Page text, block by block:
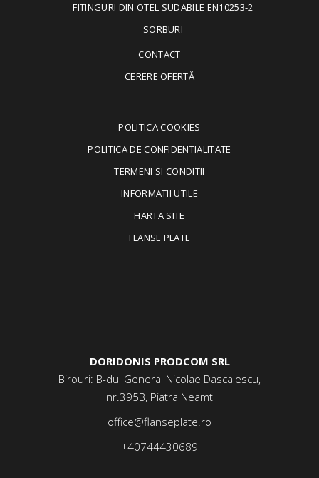
FITINGURI DIN OTEL SUDABILE EN10253-2
SORBURI
CONTACT
CERERE OFERTĂ
POLITICA COOKIES
POLITICA DE CONFIDENTIALITATE
TERMENI SI CONDITII
INFORMATII UTILE
HARTA SITE
FLANSE PLATE
DORIDONIS PRODCOM SRL
Birouri: B-dul General Nicolae Dascalescu,
nr.395B, Piatra Neamt
office@flanseplate.ro
+40744430689